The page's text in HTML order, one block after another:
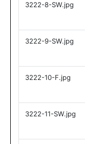
3222-8-SW.jpg
3222-9-SW.jpg
3222-10-F.jpg
3222-11-SW.jpg